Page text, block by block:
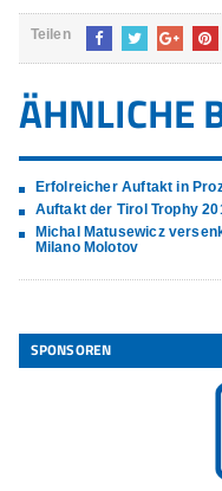
Teilen
ÄHNLICHE
Erfolreicher Auftakt in
Auftakt der Tirol Trophy
Michal Matusewicz
Milano Molotov
SPONSOREN